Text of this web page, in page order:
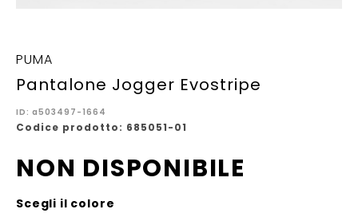
PUMA
Pantalone Jogger Evostripe
ID: a503497-1664
Codice prodotto: 685051-01
NON DISPONIBILE
Scegli il colore